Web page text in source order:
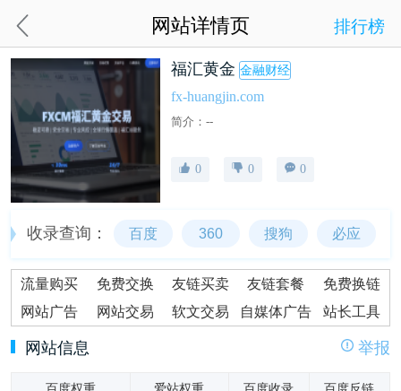
网站详情页 排行榜
福汇黄金 金融财经
fx-huangjin.com
简介：--
0 0 0
收录查询： 百度 360 搜狗 必应
流量购买 免费交换 友链买卖 友链套餐
免费换链
网站广告
网站交易 软文交易 自媒体广告 站长工具
网站信息 举报